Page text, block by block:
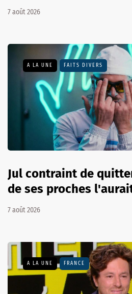
7 août 2026
A LA UNE FAITS DIVERS
Jul contraint de
de ses proches
7 août 2026
A LA UNE FRANCE